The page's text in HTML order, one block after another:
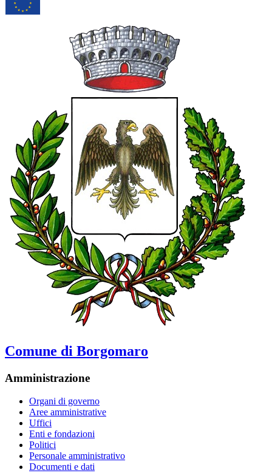
Comune di Borgomaro
Amministrazione
Organi di governo
Aree amministrative
Uffici
Enti e fondazioni
Politici
Personale amministrativo
Documenti e dati